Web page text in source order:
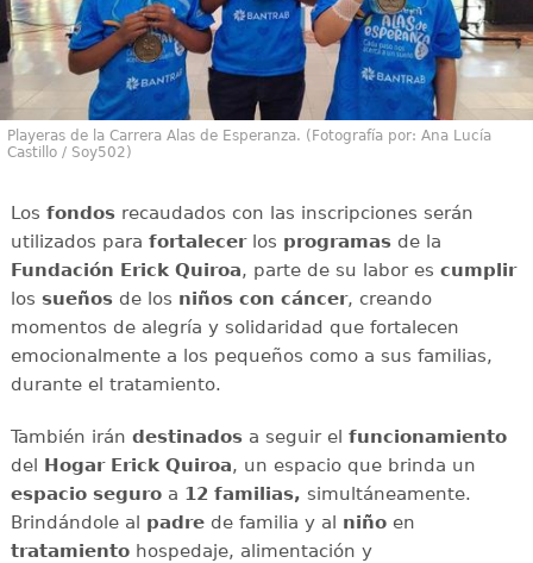
Playeras de la Carrera Alas de Esperanza. (Fotografía por: Ana Lucía
Castillo / Soy502)
Los fondosrecaudados con las inscripciones serán
utilizados para fortalecerlos programasde la
Fundación Erick Quiroa, parte de su labor es cumplir
los sueñosde los niños con cáncer, creando
momentos de alegría y solidaridad que fortalecen
emocionalmente a los pequeños como a sus familias,
durante el tratamiento.
También irán destinadosa seguir el funcionamiento
del Hogar Erick Quiroa, un espacio que brinda un
espacio seguroa 12 familias, simultáneamente.
Brindándole al padrede familia y al niñoen
tratamientohospedaje, alimentación y